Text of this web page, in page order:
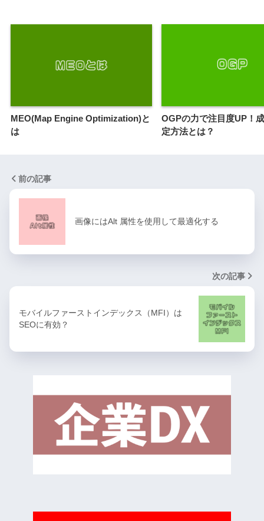
MEO(Map Engine Optimization)と
は
OGPの力で注目度UP！
定方法とは？
前の記事
画像にはAlt 属性を使用して最適化する
次の記事
モバイルファーストインデックス（MFI）は
SEOに有効？